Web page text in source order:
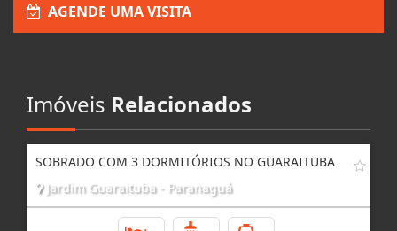
AGENDE UMA VISITA
Imóveis Relacionados
SOBRADO COM 3 DORMITÓRIOS NO GUARAITUBA
Jardim Guaraituba - Paranaguá